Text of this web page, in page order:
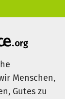
Menschen,
Gutes zu